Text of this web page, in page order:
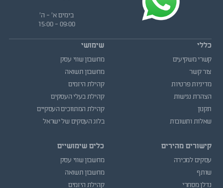
בימים א' - ה'
09:00 - 15:00
כללי
קשרי משקיעים
צור קשר
מדיניות פרטיות
הצהרת נגישות
תקנון
שאלות ותשובות
קישורים מהירים
עסקים למכירה
שותף
נדלן מסחרי
שימושי
מחשבון שווי עסק
מחשבון תשואה
קהילת היזמים
קהילת בעלי העסקים
קהילת המתווכים העסקיים
בלוג העסקים של ישראל
כלים שימושיים
מחשבון שווי עסק
מחשבון תשואה
קהילת היזמים